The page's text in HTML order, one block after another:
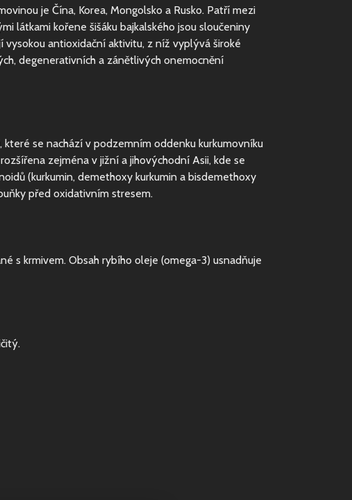
je Čína, Korea, Mongolsko a Rusko. Patří mezi
látkami kořene šišáku bajkalského jsou sloučeniny
antioxidační aktivitu, z níž vyplývá široké
degenerativních a zánětlivých onemocnění
se nachází v podzemním oddenku kurkumovníku
zejména v jižní a jihovýchodní Asii, kde se
(kurkumin, demethoxy kurkumin a bisdemethoxy
před oxidativním stresem.
s krmivem. Obsah rybího oleje (omega-3) usnadňuje